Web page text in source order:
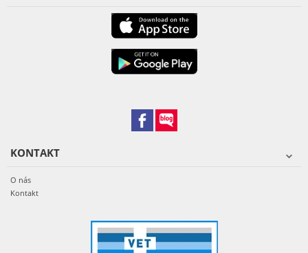
KONTAKT
O nás
Kontakt